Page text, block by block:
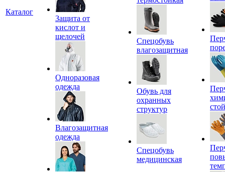
Каталог
Защита от
кислот и
щелочей
Одноразовая
одежда
Влагозащитная
одежда
Спецобувь
влагозащитная
Обувь для
охранных
структур
Спецобувь
медицинская